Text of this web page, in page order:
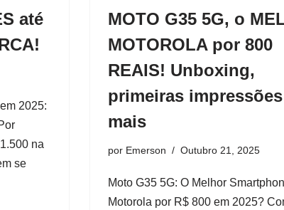
até
2025:
na
se
MOTO G35 5G, o
MOTOROLA por 800
REAIS! Unboxing,
primeiras
mais
por Emerson Outubro 21, 2025
Moto G35 5G: O Melhor
Motorola por R$ 800 em 2025?